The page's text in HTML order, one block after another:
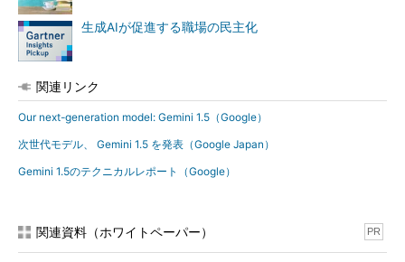
生成AIが促進する職場の民主化
関連リンク
Our next-generation model: Gemini 1.5（Google）
次世代モデル、 Gemini 1.5 を発表（Google Japan）
Gemini 1.5のテクニカルレポート（Google）
関連資料（ホワイトペーパー） PR